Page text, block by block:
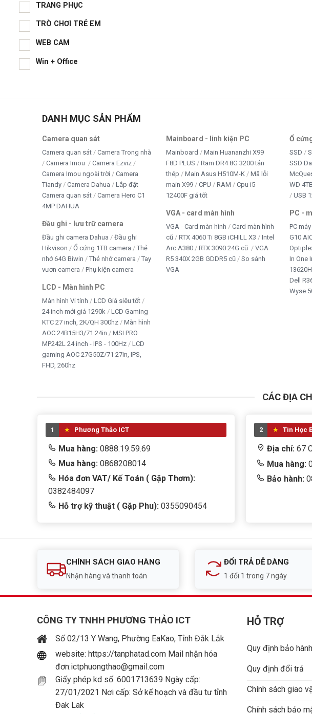
TRANG PHỤC
TRÒ CHƠI TRẺ EM
WEB CAM
Win + Office
DANH MỤC SẢN PHẨM
Camera quan sát
Camera quan sát
Camera Trong nhà
Camera Imou
Camera Ezviz
Camera Imou ngoài trời
Camera
Tiandy
Camera Dahua
Lắp đặt
Camera quan sát
Camera Hero C1
4MP DAHUA
Đầu ghi - lưu trữ camera
Đầu ghi camera Dahua
Đầu ghi
Hikvison
Ổ cứng 1TB camera
Thẻ
nhớ 64G Biwin
Thẻ nhớ camera
Tay
vươn camera
Phụ kiện camera
LCD - Màn hình PC
Màn hình Vi tính
LCD Giá siêu tốt
24 inch mới giá 1290k
LCD Gaming
KTC 27 inch, 2K/QH 300hz
Màn hình
AOC 24B15H3/71 24in
MSI PRO
MP242L 24 inch - IPS - 100Hz
LCD
gaming AOC 27G50Z/71 27in, IPS,
FHD, 260hz
Mainboard - linh kiện PC
Mainboard
Main Huananzhi X99
F8D PLUS
Ram DR4 8G 3200 tản
thép
Main Asus H510M-K
Mã lỗi
main X99
CPU RAM
Cpu i5
12400F giá tốt
VGA - card màn hình
VGA - Card màn hình
Card màn hình
cũ
RTX 4060 Ti 8GB iCHILL X3
Intel
Arc A380
RTX 3090 24G cũ
VGA
R5 340X 2GB GDDR5 cũ
So sánh
VGA
Ổ
SSD
SSD
WD
USB
PC -
PC
G10
In One
13620H
Dell
Wyse
CÁC ĐỊA
1 Phương Thảo ICT
Mua hàng: 0888.19.59.69
Mua hàng: 0868208014
Hóa đơn VAT/ Kế Toán ( Gặp Thơm):
0382484097
Hỗ trợ kỹ thuật ( Gặp Phu): 0355090454
2 Tin Học
Địa chỉ: 67
Mua hàng:
Bảo hành:
CHÍNH SÁCH GIAO HÀNG
Nhận hàng và thanh toán
ĐỔI TRẢ DỄ DÀNG
1 đổi 1 trong 7 ngày
CÔNG TY TNHH PHƯƠNG THẢO ICT
Số 02/13 Y Wang, Phường EaKao, Tỉnh Đắk Lắk
website: https://tanphatad.com Mail nhận hóa
đơn:ictphuongthao@gmail.com
Giấy phép kd số :6001713639 Ngày cấp:
27/01/2021 Nơi cấp: Sở kế hoạch và đầu tư tỉnh
Đak Lak
HỖ TRỢ
Quy định bảo hành
Quy định đổi trả
Chính sách giao
Chính sách bảo